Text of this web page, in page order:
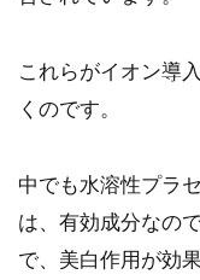
これらがイオン導
くのです。
中でも水溶性プラ
は、有効成分なの
で、美白作用が効